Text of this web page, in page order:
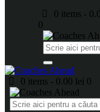
0 items -
0
0 items - 0.00 lei 0